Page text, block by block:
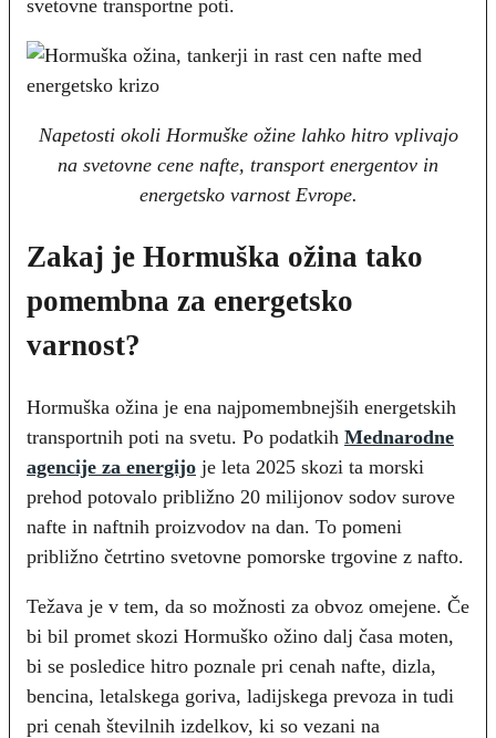
svetovne transportne poti.
Napetosti okoli Hormuške ožine lahko hitro vplivajo
na svetovne cene nafte, transport energentov in
energetsko varnost Evrope.
Zakaj je Hormuška ožina tako
pomembna za energetsko
varnost?
Hormuška ožina je ena najpomembnejših energetskih
transportnih poti na svetu. Po podatkih Mednarodne
agencije za energijo je leta 2025 skozi ta morski
prehod potovalo približno 20 milijonov sodov surove
nafte in naftnih proizvodov na dan. To pomeni
približno četrtino svetovne pomorske trgovine z nafto.
Težava je v tem, da so možnosti za obvoz omejene. Če
bi bil promet skozi Hormuško ožino dalj časa moten,
bi se posledice hitro poznale pri cenah nafte, dizla,
bencina, letalskega goriva, ladijskega prevoza in tudi
pri cenah številnih izdelkov, ki so vezani na